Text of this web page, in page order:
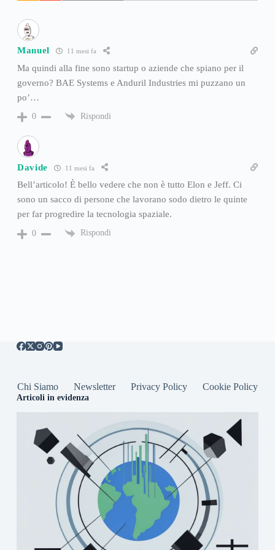
Manuel 11 mesi fa
Ma quindi alla fine sono startup o aziende che spiano per il
governo? BAE Systems e Anduril Industries mi puzzano un
po’…
0 Rispondi
Davide 11 mesi fa
Bell’articolo! È bello vedere che non è tutto Elon e Jeff. Ci
sono un sacco di persone che lavorano sodo dietro le quinte
per far progredire la tecnologia spaziale.
0 Rispondi
Chi Siamo Newsletter Privacy Policy Cookie Policy
Articoli in evidenza